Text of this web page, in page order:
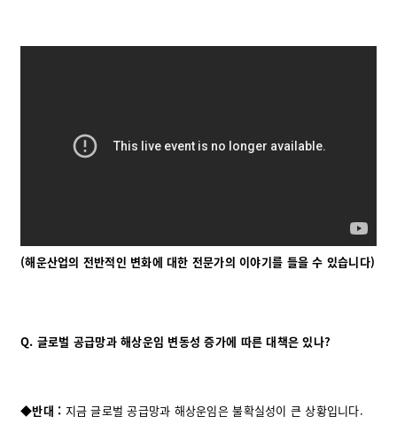
(해운산업의 전반적인 변화에 대한 전문가의 이야기를 들을 수 있습니다)
Q. 글로벌 공급망과 해상운임 변동성 증가에 따른 대책은 있나?
◆반대 : 지금 글로벌 공급망과 해상운임은 불확실성이 큰 상황입니다.